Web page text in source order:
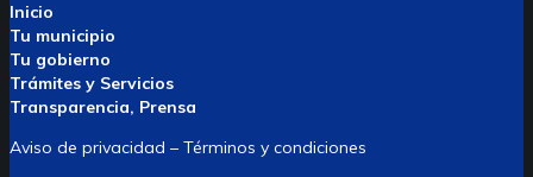
Inicio
Tu municipio
Tu gobierno
Trámites y Servicios
Transparencia, Prensa
Aviso de privacidad – Términos y condiciones